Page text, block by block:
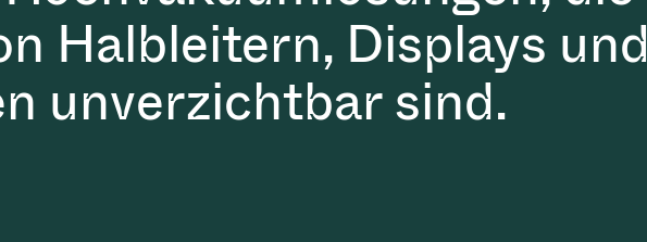
Halbleitern, Displays und
unverzichtbar sind.